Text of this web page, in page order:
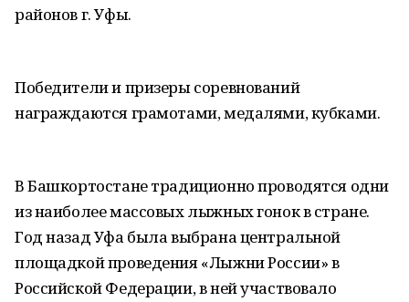
районов г. Уфы.
Победители и призеры соревнований
награждаются грамотами, медалями, кубками.
В Башкортостане традиционно проводятся одни
из наиболее массовых лыжных гонок в стране.
Год назад Уфа была выбрана центральной
площадкой проведения «Лыжни России» в
Российской Федерации, в ней участвовало